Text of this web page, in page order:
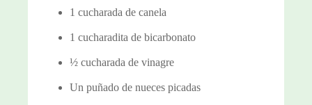
1 cucharada de canela
1 cucharadita de bicarbonato
½ cucharada de vinagre
Un puñado de nueces picadas